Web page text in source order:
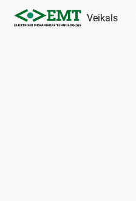
Veikals